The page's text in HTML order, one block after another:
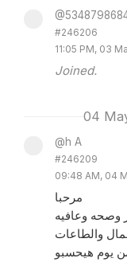
#246206
11:05 PM, 03
Joined.
04
@h A
#246209
09:48 AM, 04
مرحبا
وصحه وعافيه
والطاعات